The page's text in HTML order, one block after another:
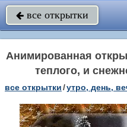
 все открытки
Анимированная
теплого, и
все открытки/утро, день,